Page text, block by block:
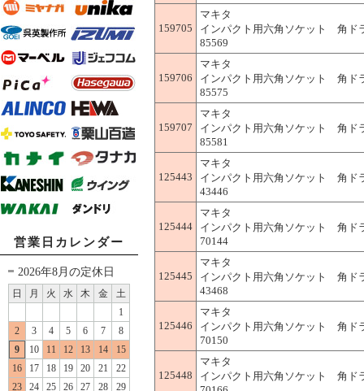
営業日カレンダー
2026年8月の定休日
日 月 火 水 木 金
土
1
2
3 4 5 6 7
8
9
10 11 12 13 14
15
16
17 18 19 20 21
22
23
24 25 26 27 28 29
159705
マキタ
インパクト用六角ソケット 角ド
85569
159706
マキタ
インパクト用六角ソケット 角ド
85575
159707
マキタ
インパクト用六角ソケット 角ド
85581
125443
マキタ
インパクト用六角ソケット 角ド
43446
125444
マキタ
インパクト用六角ソケット 角ド
70144
125445
マキタ
インパクト用六角ソケット 角ド
43468
125446
マキタ
インパクト用六角ソケット 角ド
70150
125448
マキタ
インパクト用六角ソケット 角ド